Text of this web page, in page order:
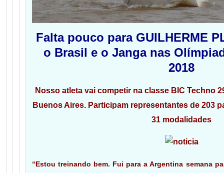
Falta pouco para GUILHERME
o Brasil e o Janga nas
2018
Nosso atleta vai competir na classe BIC Techno
Buenos Aires. Participam representantes de 203
31 modalidades
“Estou treinando bem. Fui para a Argentina semana